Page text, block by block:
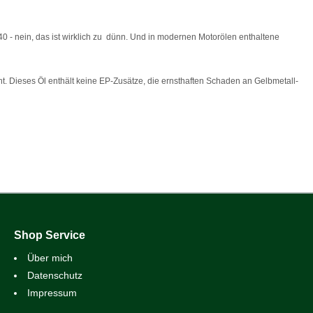
- nein, das ist wirklich zu dünn. Und in modernen Motorölen enthaltene
Dieses Öl enthält keine EP-Zusätze, die ernsthaften Schaden an Gelbmetall-
Shop Service
Über mich
Datenschutz
Impressum